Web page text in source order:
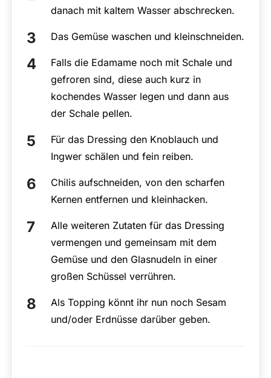
danach mit kaltem Wasser abschrecken.
Das Gemüse waschen und kleinschneiden.
Falls die Edamame noch mit Schale und
gefroren sind, diese auch kurz in
kochendes Wasser legen und dann aus
der Schale pellen.
Für das Dressing den Knoblauch und
Ingwer schälen und fein reiben.
Chilis aufschneiden, von den scharfen
Kernen entfernen und kleinhacken.
Alle weiteren Zutaten für das Dressing
vermengen und gemeinsam mit dem
Gemüse und den Glasnudeln in einer
großen Schüssel verrühren.
Als Topping könnt ihr nun noch Sesam
und/oder Erdnüsse darüber geben.